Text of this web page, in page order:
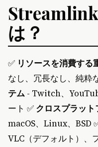
は？
✅ リソースを消費する
なし、冗長なし、純粋
テム - Twitch、
ート ✅ クロスプラット
macOS、Linux、BSD
VLC（デフォルト）、